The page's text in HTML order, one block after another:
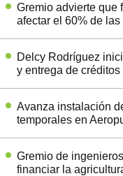
Gremio advierte que
afectar el 60% de
Delcy Rodríguez
y entrega de
Avanza instalación
temporales en
Gremio de
financiar la